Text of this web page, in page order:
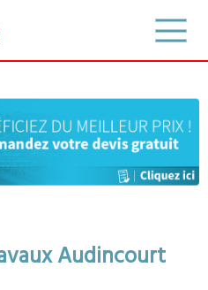
Audincourt